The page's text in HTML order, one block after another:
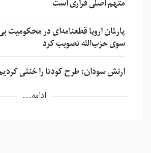
متهم اصلی فراری است
پارلمان اروپا قطعنامه‌ای در محکومیت
سوی حزب‌الله تصویب کرد
ارتش سودان: طرح کودتا را خنثی
ادامه...